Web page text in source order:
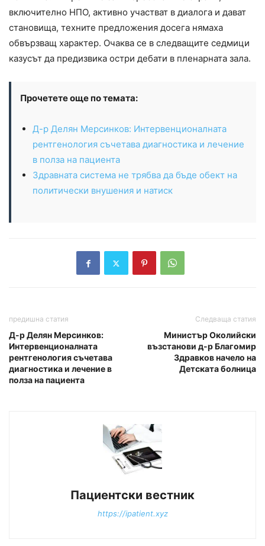
включително НПО, активно участват в диалога и дават
становища, техните предложения досега нямаха
обвързващ характер. Очаква се в следващите седмици
казусът да предизвика остри дебати в пленарната зала.
Прочетете още по темата:
Д-р Делян Мерсинков: Интервенционалната
рентгенология съчетава диагностика и лечение
в полза на пациента
Здравната система не трябва да бъде обект на
политически внушения и натиск
предишна статия
Д-р Делян Мерсинков:
Интервенционалната
рентгенология съчетава
диагностика и лечение в
полза на пациента
Следваща статия
Министър Околийски
възстанови д-р Благомир
Здравков начело на
Детската болница
Пациентски вестник
https://ipatient.xyz